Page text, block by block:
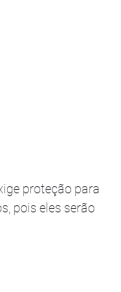
proteção para
pois eles serão